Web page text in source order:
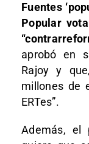
Fuentes
Popular
aprobó en
Rajoy y
millones de
ERTes”.
Además, el